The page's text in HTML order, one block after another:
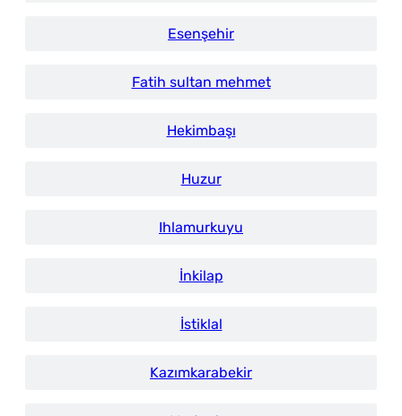
Esenşehir
Fatih sultan mehmet
Hekimbaşı
Huzur
Ihlamurkuyu
İnkilap
İstiklal
Kazımkarabekir